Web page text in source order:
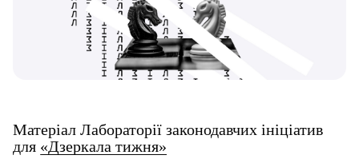
Матеріал Лабораторії законодавчих ініціатив
для «Дзеркала тижня»